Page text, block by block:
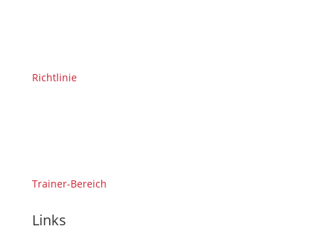
Richtlinie
Trainer-Bereich
Links